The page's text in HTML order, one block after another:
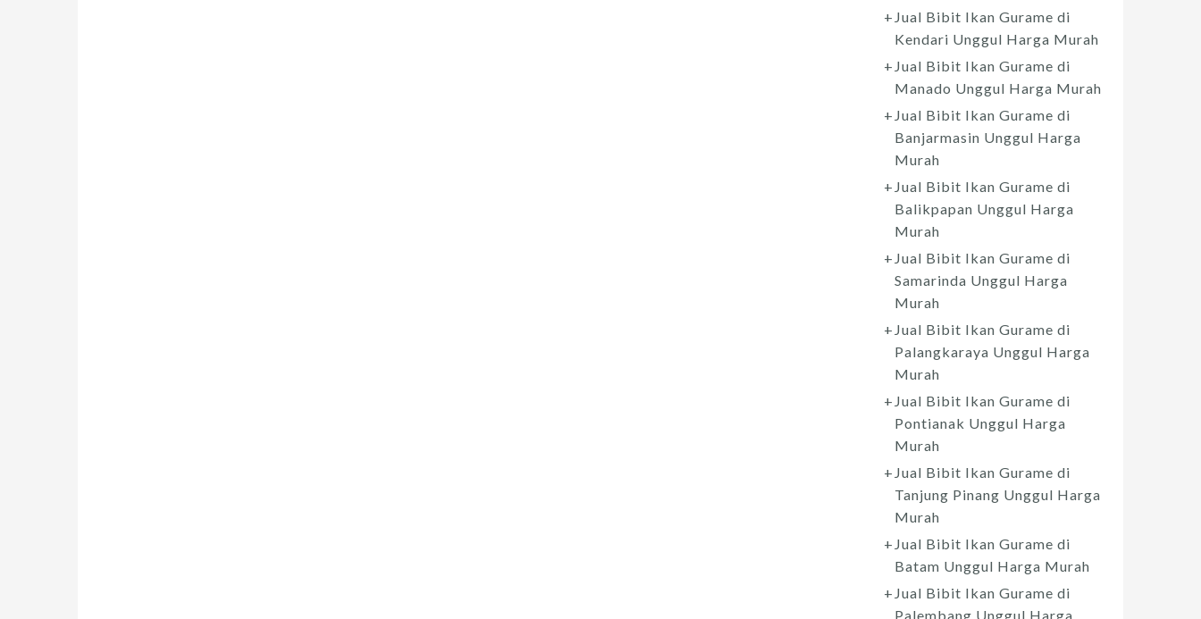
Jual Bibit Ikan Gurame di
Kendari Unggul Harga Murah
Jual Bibit Ikan Gurame di
Manado Unggul Harga Murah
Jual Bibit Ikan Gurame di
Banjarmasin Unggul Harga
Murah
Jual Bibit Ikan Gurame di
Balikpapan Unggul Harga
Murah
Jual Bibit Ikan Gurame di
Samarinda Unggul Harga
Murah
Jual Bibit Ikan Gurame di
Palangkaraya Unggul Harga
Murah
Jual Bibit Ikan Gurame di
Pontianak Unggul Harga
Murah
Jual Bibit Ikan Gurame di
Tanjung Pinang Unggul Harga
Murah
Jual Bibit Ikan Gurame di
Batam Unggul Harga Murah
Jual Bibit Ikan Gurame di
Palembang Unggul Harga